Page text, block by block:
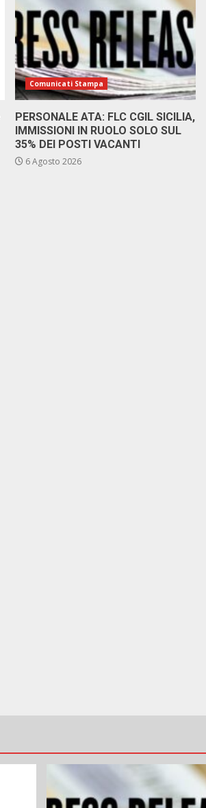
Comunicati Stampa
PERSONALE ATA: FLC CGIL SICILIA,
IMMISSIONI IN RUOLO SOLO SUL
35% DEI POSTI VACANTI
6 Agosto 2026